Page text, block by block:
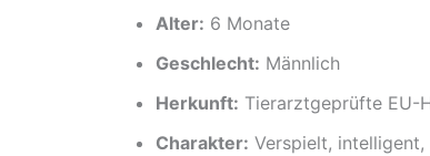
Alter: 6 Monate
Geschlecht: Männlich
Herkunft: Tierarztgeprüfte EU-
Charakter: Verspielt,